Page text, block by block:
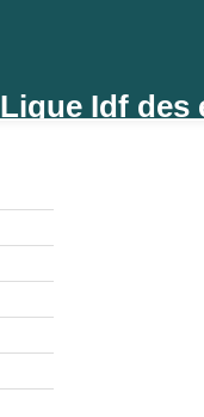
Ligue Idf des